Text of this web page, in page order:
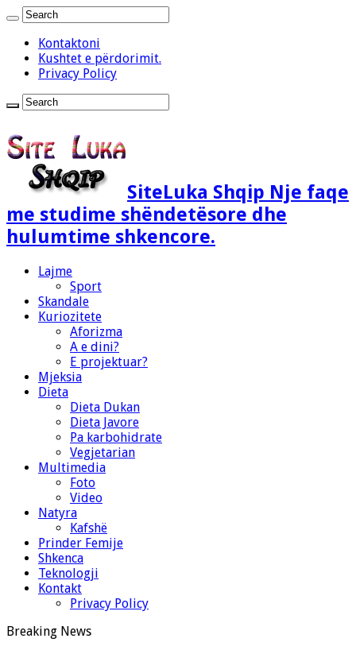
Kontaktoni
Kushtet e përdorimit.
Privacy Policy
SiteLuka Shqip Nje faqe
me studime shëndetësore dhe
hulumtime shkencore.
Lajme
Sport
Skandale
Kuriozitete
Aforizma
A e dini?
E projektuar?
Mjeksia
Dieta
Dieta Dukan
Dieta Javore
Pa karbohidrate
Vegjetarian
Multimedia
Foto
Video
Natyra
Kafshë
Prinder Femije
Shkenca
Teknologji
Kontakt
Privacy Policy
Breaking News